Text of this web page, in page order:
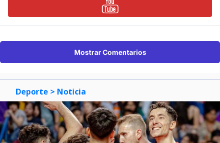
Mostrar Comentarios
Deporte > Noticia